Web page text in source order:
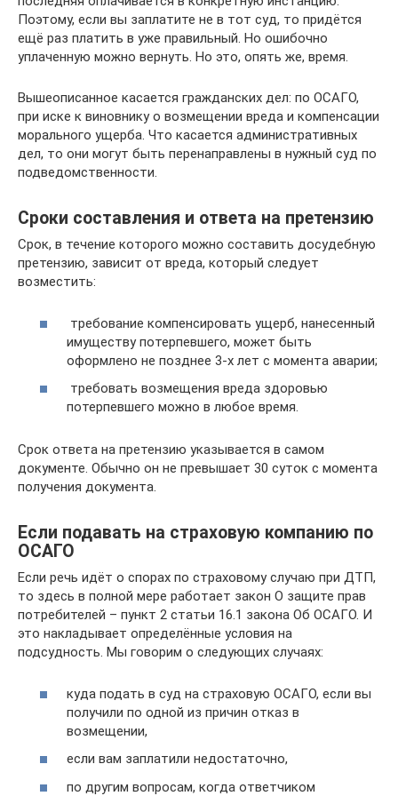
Поэтому, если вы заплатите не в тот суд, то придётся
ещё раз платить в уже правильный. Но ошибочно
уплаченную можно вернуть. Но это, опять же, время.
Вышеописанное касается гражданских дел: по ОСАГО,
при иске к виновнику о возмещении вреда и компенсации
морального ущерба. Что касается административных
дел, то они могут быть перенаправлены в нужный суд по
подведомственности.
Сроки составления и ответа на претензию
Срок, в течение которого можно составить досудебную
претензию, зависит от вреда, который следует
возместить:
требование компенсировать ущерб, нанесенный
имуществу потерпевшего, может быть
оформлено не позднее 3-х лет с момента аварии;
требовать возмещения вреда здоровью
потерпевшего можно в любое время.
Срок ответа на претензию указывается в самом
документе. Обычно он не превышает 30 суток с момента
получения документа.
Если подавать на страховую компанию по
ОСАГО
Если речь идёт о спорах по страховому случаю при ДТП,
то здесь в полной мере работает закон О защите прав
потребителей – пункт 2 статьи 16.1 закона Об ОСАГО. И
это накладывает определённые условия на
подсудность. Мы говорим о следующих случаях:
куда подать в суд на страховую ОСАГО, если вы
получили по одной из причин отказ в
возмещении,
если вам заплатили недостаточно,
по другим вопросам, когда ответчиком